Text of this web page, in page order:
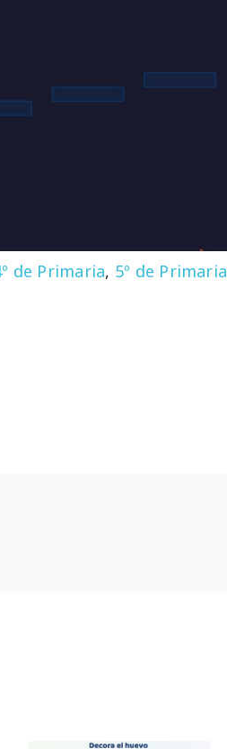
de Primaria, 5º de Primaria